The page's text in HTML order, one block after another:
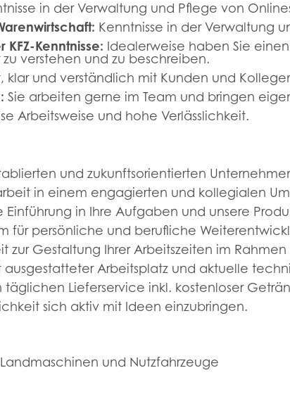
in der Verwaltung und Pflege von
Kenntnisse in der Verwaltung
Kenntnisse: Idealerweise haben Sie
verstehen und zu beschreiben.
klar und verständlich mit Kunden und
Sie arbeiten gerne im Team und bringen
Arbeitsweise und hohe Verlässlichkeit.
und zukunftsorientierten
in einem engagierten und kollegialen
Einführung in Ihre Aufgaben und unsere
für persönliche und berufliche
zur Gestaltung Ihrer Arbeitszeiten im Rahmen
ausgestatteter Arbeitsplatz und aktuelle
täglichen Lieferservice inkl. kostenloser
sich aktiv mit Ideen einzubringen.
und Nutzfahrzeuge